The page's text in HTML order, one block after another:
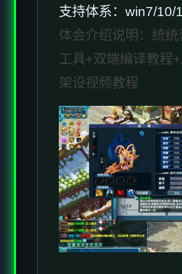
支持体系：win7/10/
体会介绍说明：统统
工具+双端编译教程
架设视频教程